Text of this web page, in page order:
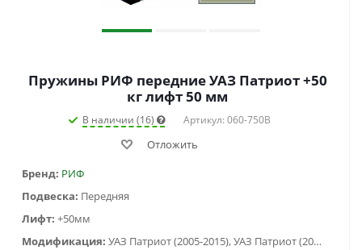
Пружины РИФ передние УАЗ Патриот +50
кг лифт 50 мм
В наличии (16) Артикул: 060-750B
Отложить
Бренд: РИФ
Подвеска: Передняя
Лифт: +50мм
Модификация:
УАЗ Патриот (2005-2015), УАЗ Патриот (2015-2018), УАЗ Патриот пикап (2008-...)